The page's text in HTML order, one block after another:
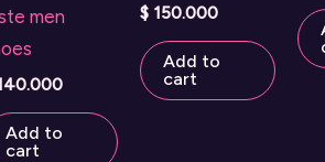
men
Add to
cart
$ 150.000
Add to
cart